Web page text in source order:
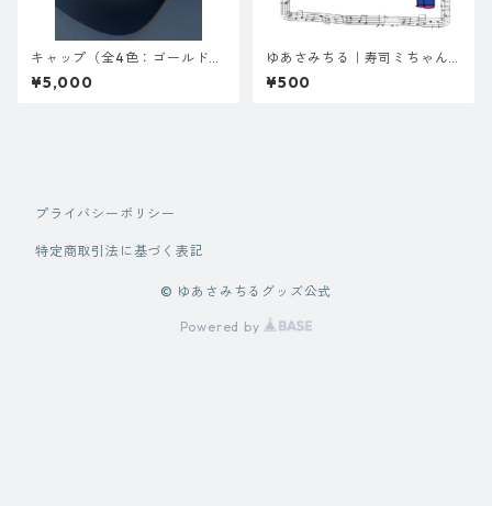
キャップ（全4色：ゴールド／
シルバー／ピンク／ブルー）
¥5,000
ゆあさみちる｜寿司ミちゃん
付せん
¥500
プライバシーポリシー
特定商取引法に基づく表記
© ゆあさみちるグッズ公式
Powered by